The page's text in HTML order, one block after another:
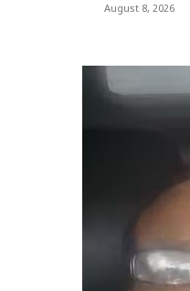
August 8, 2026